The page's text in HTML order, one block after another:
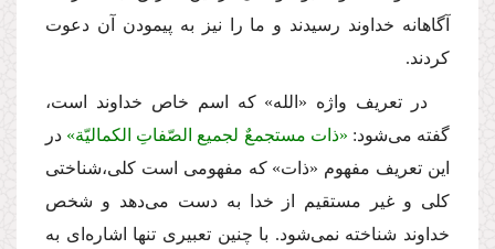
آگاهانه خداوند رسیدند و ما را نیز به پیمودن آن دعوت
كردند.
در تعریف واژه «الله» كه اسم خاص خداوند است،
گفته مى‌شود: «ذات مستجمعٌ لجمیع الصّفاتِ الكمالیّة» در
این تعریف مفهوم «ذات» كه مفهومى است كلى،‌شناختى
كلى و غیر مستقیم از خدا به دست مى‌دهد و شخص
خداوند شناخته نمى‌شود. با چنین تعبیرى تنها اشاره‌اى به